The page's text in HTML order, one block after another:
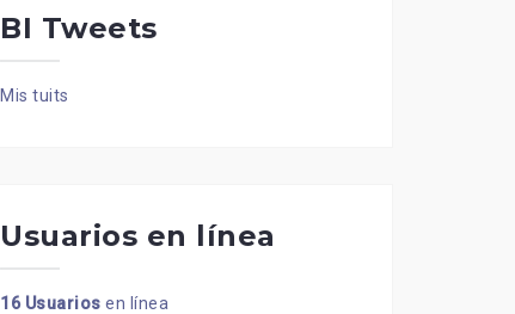
BI Tweets
Mis tuits
Usuarios en línea
16 Usuarios en línea